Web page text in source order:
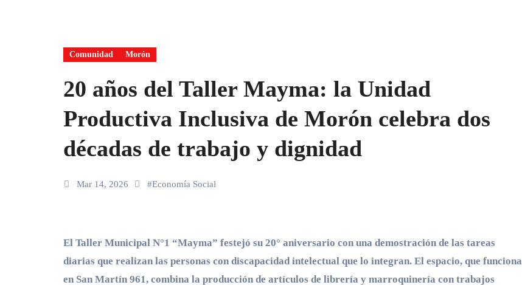
Comunidad Morón
20 años del Taller Mayma: la Unidad
Productiva Inclusiva de Morón celebra dos
décadas de trabajo y dignidad
Mar 14, 2026 #Economía Social
El Taller Municipal N°1 “Mayma” festejó su 20° aniversario con una demostración de las tareas
diarias que realizan las personas con discapacidad intelectual que lo integran. El espacio, que funciona
en San Martín 961, combina la producción de artículos de librería y marroquinería con trabajos